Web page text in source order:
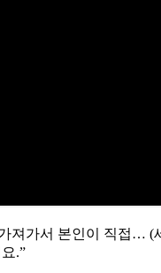
져가서 본인이 직접… (
.”